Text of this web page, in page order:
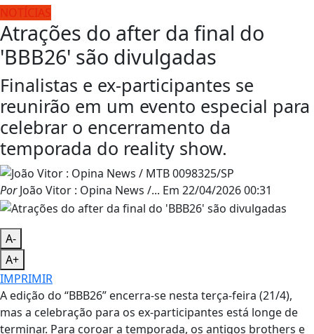
NOTÍCIAS
Atrações do after da final do
'BBB26' são divulgadas
Finalistas e ex-participantes se
reunirão em um evento especial para
celebrar o encerramento da
temporada do reality show.
PorJoão Vitor : Opina News /... Em 22/04/2026 00:31
A-
A+
IMPRIMIR
A edição do “BBB26” encerra-se nesta terça-feira (21/4),
mas a celebração para os ex-participantes está longe de
terminar. Para coroar a temporada, os antigos brothers e